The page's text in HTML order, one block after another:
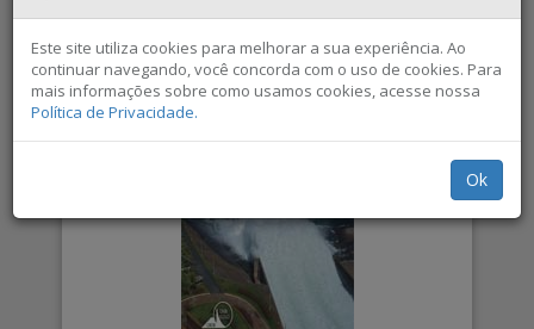
Caderno de Grandes Barragens
Este site utiliza cookies para melhorar a sua experiência. Ao
continuar navegando, você concorda com o uso de cookies. Para
mais informações sobre como usamos cookies, acesse nossa
Política de Privacidade.
Ok